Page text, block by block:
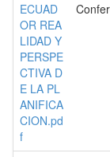
ECUAD
OR REA
LIDAD Y
PERSPE
CTIVA D
E LA PL
ANIFICA
CION.pd
f